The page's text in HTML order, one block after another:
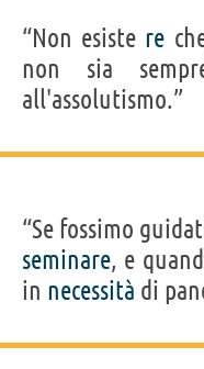
“Non esiste re
non sia
all'assolutismo.”
“Se fossimo
seminare, e
in necessità di